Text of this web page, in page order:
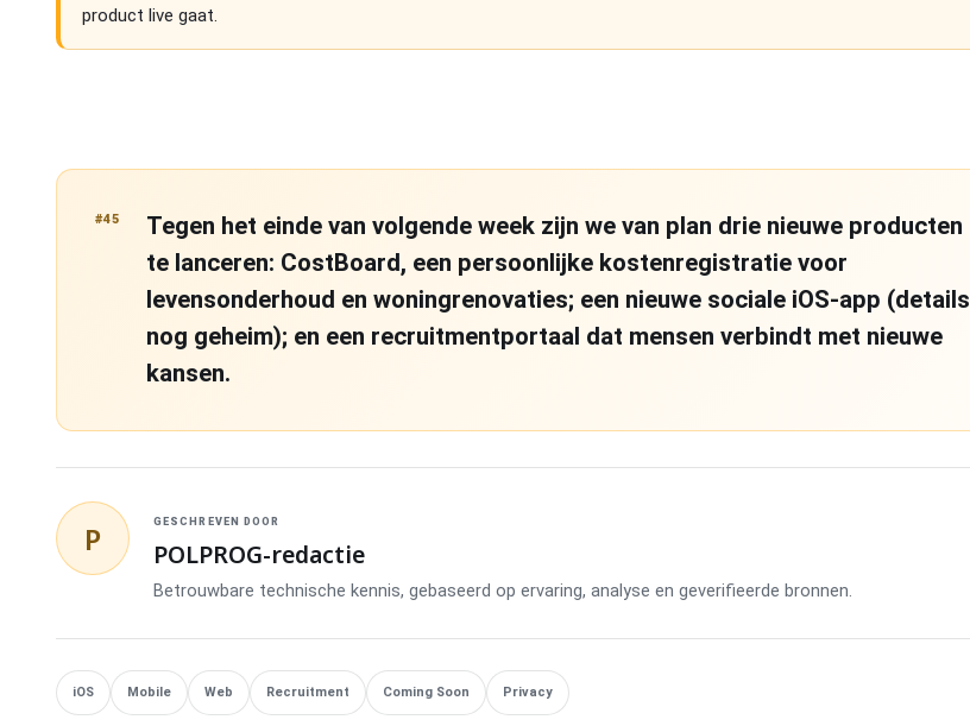
product live gaat.
#45
Tegen het einde van volgende week zijn we van plan drie nieuwe producten
te lanceren: CostBoard, een persoonlijke kostenregistratie voor
levensonderhoud en woningrenovaties; een nieuwe sociale iOS-app (details
nog geheim); en een recruitmentportaal dat mensen verbindt met nieuwe
kansen.
P GESCHREVEN DOOR
POLPROG-redactie
Betrouwbare technische kennis, gebaseerd op ervaring, analyse en geverifieerde bronnen.
iOS Mobile Web Recruitment Coming Soon Privacy